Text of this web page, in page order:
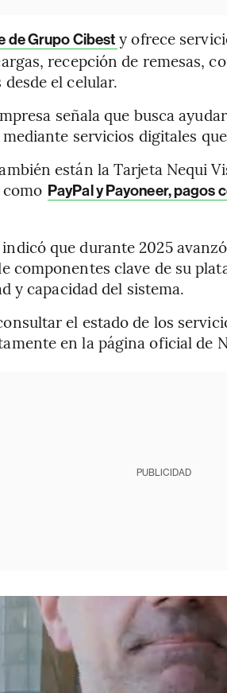
de Grupo Cibest y ofrece
recepción de remesas,
el celular.
señala que busca
servicios digitales
están la Tarjeta Nequi
PayPal y Payoneer, pagos
que durante 2025
componentes clave de su
y capacidad del sistema.
el estado de los
en la página oficial de
PUBLICIDAD